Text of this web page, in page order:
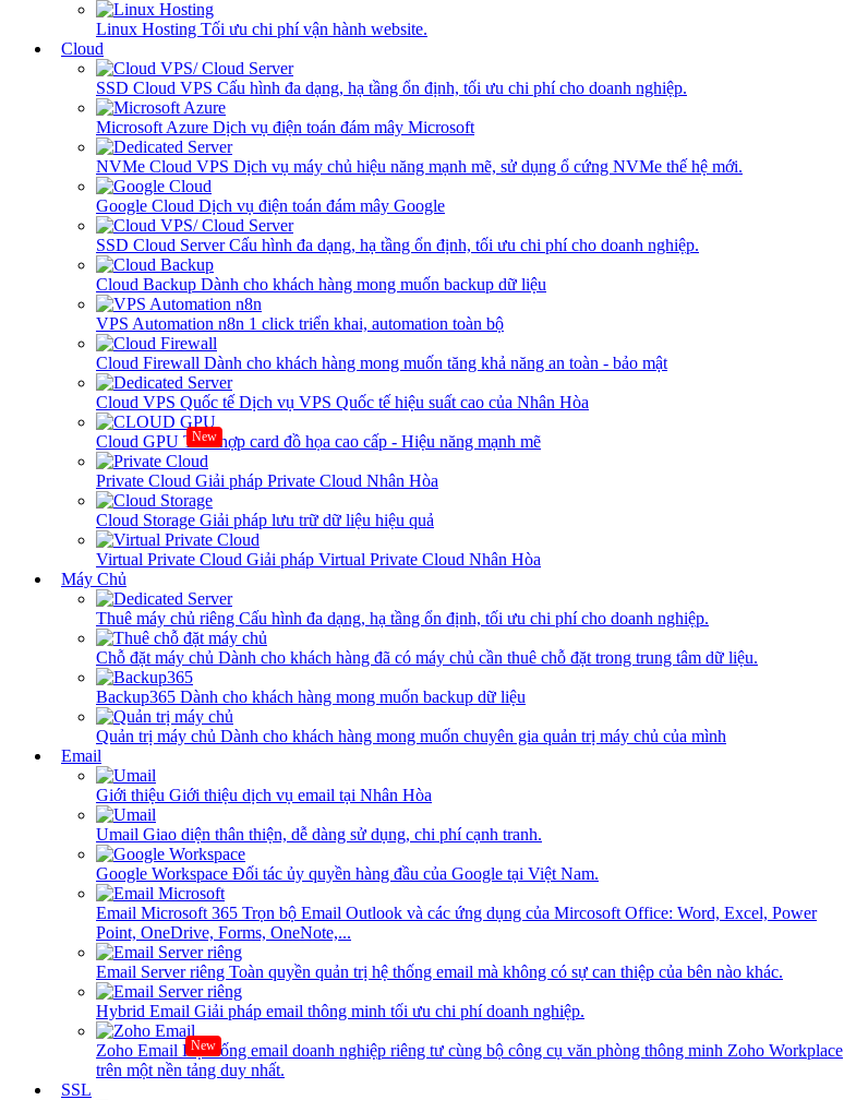
Linux Hosting Tối ưu chi phí vận hành website.
Cloud
SSD Cloud VPS Cấu hình đa dạng, hạ tầng ổn định, tối ưu chi phí cho doanh nghiệp.
Microsoft Azure Dịch vụ điện toán đám mây Microsoft
NVMe Cloud VPS Dịch vụ máy chủ hiệu năng mạnh mẽ, sử dụng ổ cứng NVMe thế hệ mới.
Google Cloud Dịch vụ điện toán đám mây Google
SSD Cloud ServerCấu hình đa dạng, hạ tầng ổn định, tối ưu chi phí cho doanh nghiệp.
Cloud Backup Dành cho khách hàng mong muốn backup dữ liệu
VPS Automation n8n 1 click triển khai, automation toàn bộ
Cloud Firewall Dành cho khách hàng mong muốn tăng khả năng an toàn - bảo mật
Cloud VPS Quốc tế Dịch vụ VPS Quốc tế hiệu suất cao của Nhân Hòa
Cloud GPU New
Tích hợp card đồ họa cao cấp - Hiệu năng mạnh mẽ
Private Cloud Giải pháp Private Cloud Nhân Hòa
Cloud Storage Giải pháp lưu trữ dữ liệu hiệu quả
Virtual Private Cloud Giải pháp Virtual Private Cloud Nhân Hòa
Máy Chủ
Thuê máy chủ riêng Cấu hình đa dạng, hạ tầng ổn định, tối ưu chi phí cho doanh nghiệp.
Chỗ đặt máy chủ Dành cho khách hàng đã có máy chủ cần thuê chỗ đặt trong trung tâm dữ liệu.
Backup365 Dành cho khách hàng mong muốn backup dữ liệu
Quản trị máy chủ Dành cho khách hàng mong muốn chuyên gia quản trị máy chủ của mình
Email
Giới thiệu Giới thiệu dịch vụ email tại Nhân Hòa
Umail Giao diện thân thiện, dễ dàng sử dụng, chi phí cạnh tranh.
Google Workspace Đối tác ủy quyền hàng đầu của Google tại Việt Nam.
Email Microsoft 365 Trọn bộ Email Outlook và các ứng dụng của Mircosoft Office: Word, Excel, Power
Point, OneDrive, Forms, OneNote,...
Email Server riêng Toàn quyền quản trị hệ thống email mà không có sự can thiệp của bên nào khác.
Hybrid Email Giải pháp email thông minh tối ưu chi phí doanh nghiệp.
Zoho Email New
Hệ thống email doanh nghiệp riêng tư cùng bộ công cụ văn phòng thông minh Zoho Workplace
trên một nền tảng duy nhất.
SSL